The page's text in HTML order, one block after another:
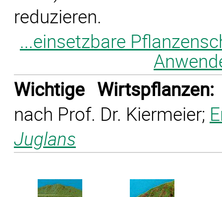
reduzieren.
...einsetzbare
Wichtige Wirtspflanzen:
nach Prof. Dr. Kiermeier;
Juglans